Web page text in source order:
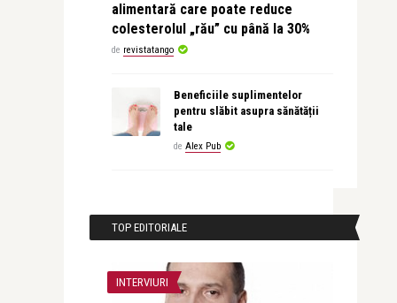
alimentară care poate reduce
colesterolul „rău” cu până la 30%
de revistatango
Beneficiile suplimentelor
pentru slăbit asupra sănătății
tale
de Alex Pub
TOP EDITORIALE
INTERVIURI